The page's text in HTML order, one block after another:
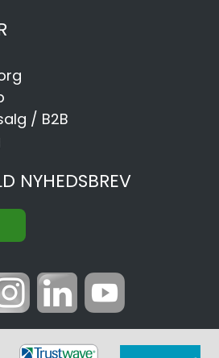
/ B2B
NYHEDSBREV